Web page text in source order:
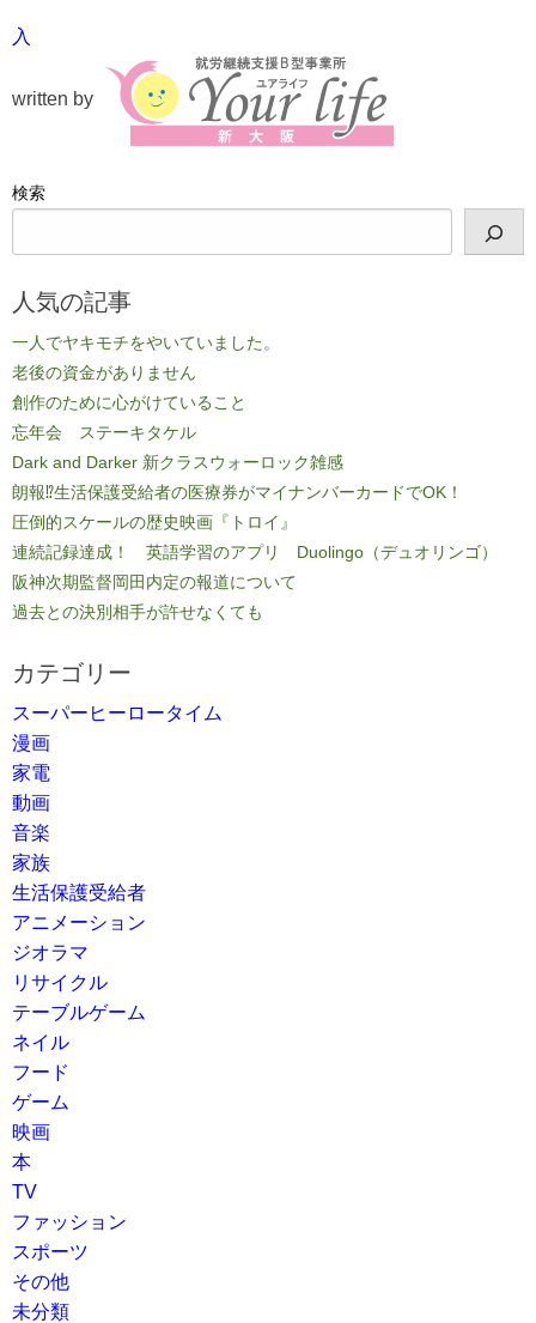
入
written by
検索
人気の記事
一人でヤキモチをやいていました。
老後の資金がありません
創作のために心がけていること
忘年会 ステーキタケル
Dark and Darker 新クラスウォーロック雑感
朗報⁉生活保護受給者の医療券がマイナンバーカードでOK！
圧倒的スケールの歴史映画『トロイ』
連続記録達成！ 英語学習のアプリ Duolingo（デュオリンゴ）
阪神次期監督岡田内定の報道について
過去との決別相手が許せなくても
カテゴリー
スーパーヒーロータイム
漫画
家電
動画
音楽
家族
生活保護受給者
アニメーション
ジオラマ
リサイクル
テーブルゲーム
ネイル
フード
ゲーム
映画
本
TV
ファッション
スポーツ
その他
未分類